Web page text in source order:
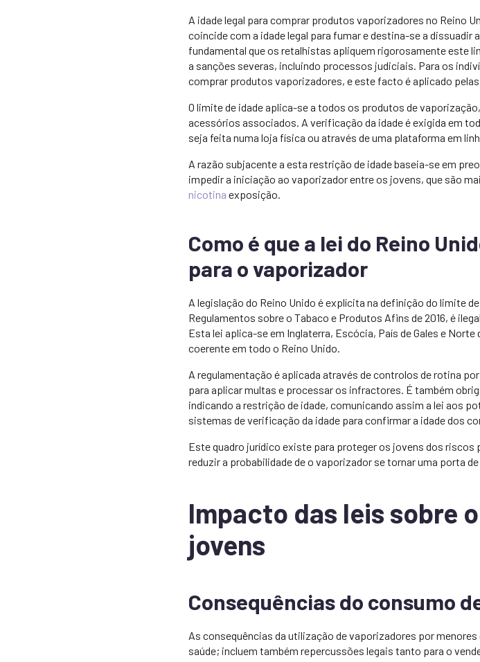
A idade legal para comprar produtos vaporizadores no Reino
coincide com a idade legal para fumar e destina-se a
fundamental que os retalhistas apliquem rigorosamente este
a sanções severas, incluindo processos judiciais. Para os
comprar produtos vaporizadores, e este facto é aplicado
O limite de idade aplica-se a todos os produtos de
acessórios associados. A verificação da idade é exigida em
seja feita numa loja física ou através de uma plataforma em
A razão subjacente a esta restrição de idade baseia-se em
impedir a iniciação ao vaporizador entre os jovens, que são
nicotina exposição.
Como é que a lei do Reino
para o vaporizador
A legislação do Reino Unido é explícita na definição do limite
Regulamentos sobre o Tabaco e Produtos Afins de 2016, é
Esta lei aplica-se em Inglaterra, Escócia, País de Gales e Norte
coerente em todo o Reino Unido.
A regulamentação é aplicada através de controlos de rotina
para aplicar multas e processar os infractores. É também
indicando a restrição de idade, comunicando assim a lei aos
sistemas de verificação da idade para confirmar a idade dos
Este quadro jurídico existe para proteger os jovens dos
reduzir a probabilidade de o vaporizador se tornar uma porta
Impacto das leis sobre
jovens
Consequências do consumo
As consequências da utilização de vaporizadores por
saúde; incluem também repercussões legais tanto para o